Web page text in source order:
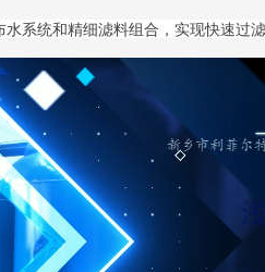
系统和精细滤料组合，实现快速过